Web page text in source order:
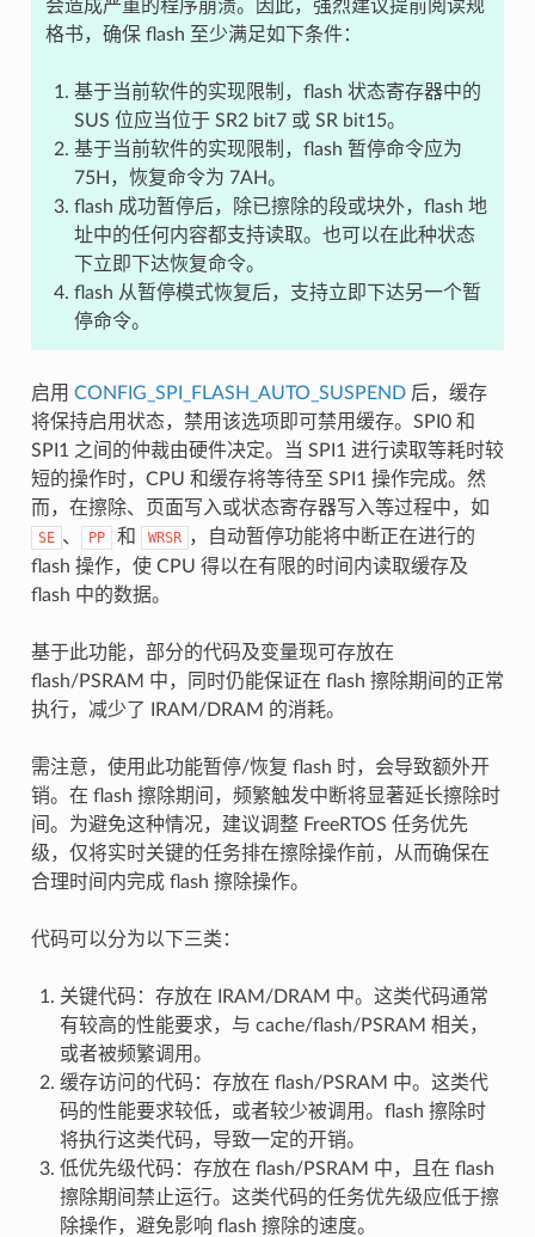
会造成严重的程序崩溃。因此，强烈建议提前阅读规
格书，确保 flash 至少满足如下条件：
基于当前软件的实现限制，flash 状态寄存器中的
SUS 位应当位于 SR2 bit7 或 SR bit15。
基于当前软件的实现限制，flash 暂停命令应为
75H，恢复命令为 7AH。
flash 成功暂停后，除已擦除的段或块外，flash 地
址中的任何内容都支持读取。也可以在此种状态
下立即下达恢复命令。
flash 从暂停模式恢复后，支持立即下达另一个暂
停命令。
启用 CONFIG_SPI_FLASH_AUTO_SUSPEND后，缓存
将保持启用状态，禁用该选项即可禁用缓存。SPI0 和
SPI1 之间的仲裁由硬件决定。当 SPI1 进行读取等耗时较
短的操作时，CPU 和缓存将等待至 SPI1 操作完成。然
而，在擦除、页面写入或状态寄存器写入等过程中，如
SE 、 PP 和 WRSR ，自动暂停功能将中断正在进行的
flash 操作，使 CPU 得以在有限的时间内读取缓存及
flash 中的数据。
基于此功能，部分的代码及变量现可存放在
flash/PSRAM 中，同时仍能保证在 flash 擦除期间的正常
执行，减少了 IRAM/DRAM 的消耗。
需注意，使用此功能暂停/恢复 flash 时，会导致额外开
销。在 flash 擦除期间，频繁触发中断将显著延长擦除时
间。为避免这种情况，建议调整 FreeRTOS 任务优先
级，仅将实时关键的任务排在擦除操作前，从而确保在
合理时间内完成 flash 擦除操作。
代码可以分为以下三类：
关键代码：存放在 IRAM/DRAM 中。这类代码通常
有较高的性能要求，与 cache/flash/PSRAM 相关，
或者被频繁调用。
缓存访问的代码：存放在 flash/PSRAM 中。这类代
码的性能要求较低，或者较少被调用。flash 擦除时
将执行这类代码，导致一定的开销。
低优先级代码：存放在 flash/PSRAM 中，且在 flash
擦除期间禁止运行。这类代码的任务优先级应低于擦
除操作，避免影响 flash 擦除的速度。